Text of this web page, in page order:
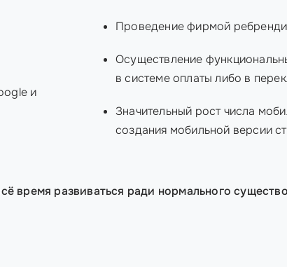
и
Проведение фирмой
Осуществление
в системе оплаты либо в
Значительный рост числа
создания мобильной версии
время развиваться ради нормального